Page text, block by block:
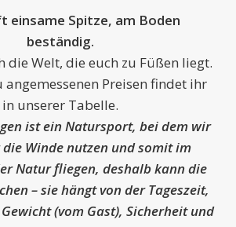
einsame Spitze, am Boden
beständig.
die Welt, die euch zu Füßen liegt.
angemessenen Preisen findet ihr
in unserer Tabelle.
ist ein Natursport, bei dem wir
Winde nutzen und somit im
Natur fliegen, deshalb kann die
– sie hängt von der Tageszeit,
(vom Gast), Sicherheit und